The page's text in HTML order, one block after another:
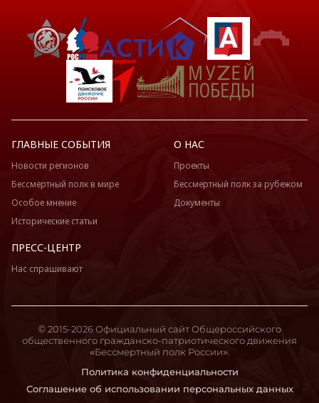
ГЛАВНЫЕ СОБЫТИЯ
Новости регионов
Бессмертный полк в мире
Особое мнение
Исторические статьи
О НАС
Проекты
Бессмертный полк за рубежом
Документы
ПРЕСС-ЦЕНТР
Нас спрашивают
Политика конфиденциальности
Соглашение об использовании персональных данных
© 2015-2026 Официальный сайт Общероссийского
общественного гражданско-патриотического движения
«Бессмертный полк России».